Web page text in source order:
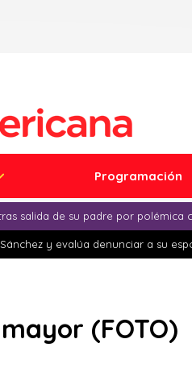
Programación
salida de su padre por polémica
y evalúa denunciar a su
(FOTO)